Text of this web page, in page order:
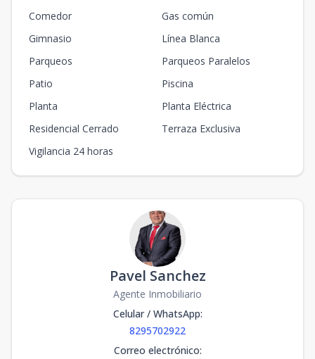
T2
11150m2
Comedor
Gas común
Gimnasio
Línea Blanca
Parqueos
Parqueos Paralelos
Patio
Piscina
Planta
Planta Eléctrica
Residencial Cerrado
Terraza Exclusiva
Vigilancia 24 horas
Pavel Sanchez
Agente Inmobiliario
Celular / WhatsApp:
8295702922
Correo electrónico: